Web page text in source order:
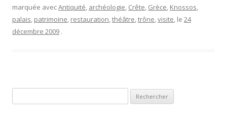
marquée avecAntiquité, archéologie, Crête, Grèce, Knossos,
palais, patrimoine, restauration,théâtre,trône,visite, le 24
décembre 2009 .